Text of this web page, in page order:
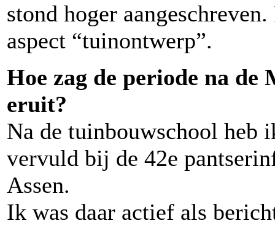
stond hoger
aspect “tuinontwerp”.
Hoe zag de periode na
eruit?
Na de tuinbouwschool
vervuld bij de 42e
Assen.
Ik was daar actief als